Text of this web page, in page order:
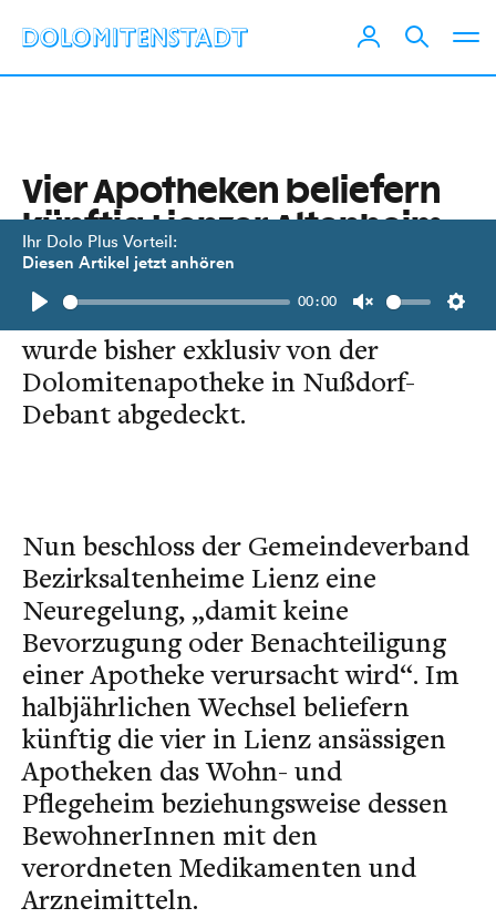
Ihr Dolo Plus Vorteil:
Diesen Artikel jetzt anhören
Play
00:00
Unmute
Vier Apotheken beliefern
künftig Lienzer Altenheim
Die Versorgung des Lienzer
Seniorenheims mit Medikamenten
wurde bisher exklusiv von der
Dolomitenapotheke in Nußdorf-
Debant abgedeckt.
Nun beschloss der Gemeindeverband
Bezirksaltenheime Lienz eine
Neuregelung, „damit keine
Bevorzugung oder Benachteiligung
einer Apotheke verursacht wird“. Im
halbjährlichen Wechsel beliefern
künftig die vier in Lienz ansässigen
Apotheken das Wohn- und
Pflegeheim beziehungsweise dessen
BewohnerInnen mit den
verordneten Medikamenten und
Arzneimitteln.